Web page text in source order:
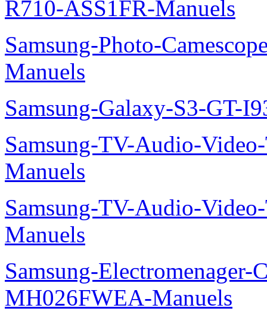
R710-ASS1FR-Manuels
Samsung-Photo-
Manuels
Samsung-Galaxy-S3-GT-
Samsung-TV-Audio-
Manuels
Samsung-TV-Audio-
Manuels
Samsung-Electromenager-
MH026FWEA-Manuels